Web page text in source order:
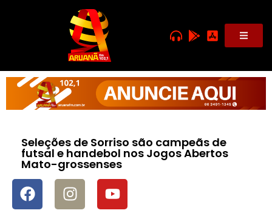
Seleções de Sorriso são campeãs de
futsal e handebol nos Jogos Abertos
Mato-grossenses